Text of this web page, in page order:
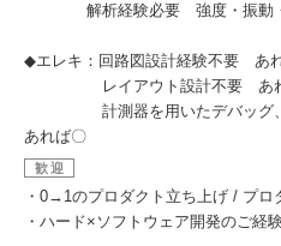
解析経験必要 強度・振動・
◆エレキ：回路図設計経験不要 あ
レイアウト設計不要 あれ
計測器を用いたデバッグ、
あれば〇
歓迎
・0→1のプロダクト立ち上げ / プロ
・ハード×ソフトウェア開発のご経